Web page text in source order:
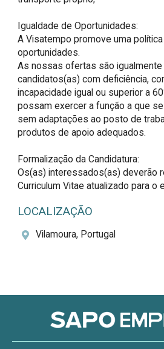
Igualdade de Oportunidades:
A Visatempo promove uma
oportunidades.
As nossas ofertas são igualmente
candidatos(as) com deficiência,
incapacidade igual ou superior a
possam exercer a função a que
sem adaptações ao posto de
produtos de apoio adequados.
Formalização da Candidatura:
Os(as) interessados(as) deverão
Curriculum Vitae atualizado para o
LOCALIZAÇÃO
Vilamoura, Portugal